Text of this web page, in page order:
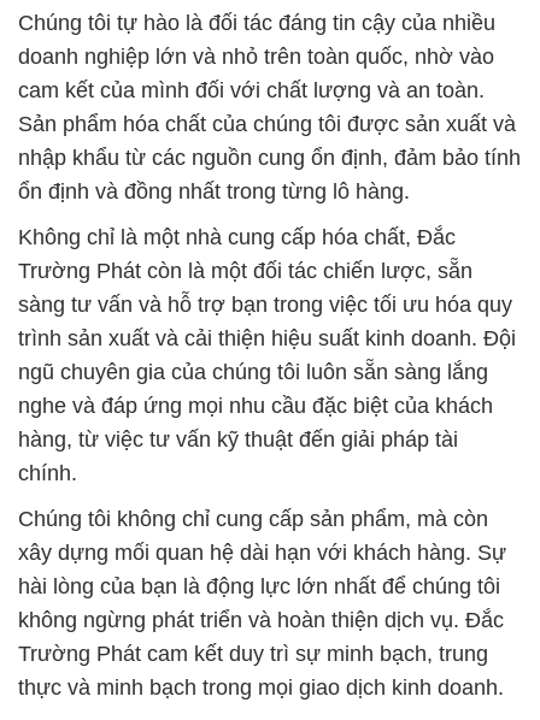
Chúng tôi tự hào là đối tác đáng tin cậy của nhiều
doanh nghiệp lớn và nhỏ trên toàn quốc, nhờ vào
cam kết của mình đối với chất lượng và an toàn.
Sản phẩm hóa chất của chúng tôi được sản xuất và
nhập khẩu từ các nguồn cung ổn định, đảm bảo tính
ổn định và đồng nhất trong từng lô hàng.
Không chỉ là một nhà cung cấp hóa chất, Đắc
Trường Phát còn là một đối tác chiến lược, sẵn
sàng tư vấn và hỗ trợ bạn trong việc tối ưu hóa quy
trình sản xuất và cải thiện hiệu suất kinh doanh. Đội
ngũ chuyên gia của chúng tôi luôn sẵn sàng lắng
nghe và đáp ứng mọi nhu cầu đặc biệt của khách
hàng, từ việc tư vấn kỹ thuật đến giải pháp tài
chính.
Chúng tôi không chỉ cung cấp sản phẩm, mà còn
xây dựng mối quan hệ dài hạn với khách hàng. Sự
hài lòng của bạn là động lực lớn nhất để chúng tôi
không ngừng phát triển và hoàn thiện dịch vụ. Đắc
Trường Phát cam kết duy trì sự minh bạch, trung
thực và minh bạch trong mọi giao dịch kinh doanh.